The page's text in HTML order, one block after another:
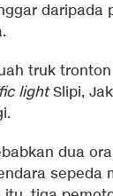
daripada
truk
lightSlipi,
dua
sepeda